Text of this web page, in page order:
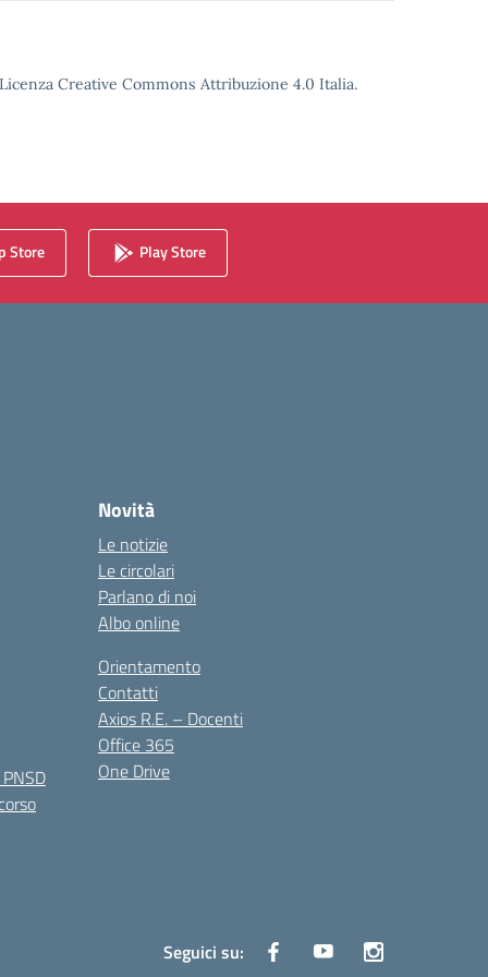
Creative Commons Attribuzione 4.0 Italia.
Store Play Store
Novità
Le notizie
Le circolari
Parlano di noi
Albo online
Orientamento
Contatti
Axios R.E. – Docenti
Office 365
One Drive
Seguici su: